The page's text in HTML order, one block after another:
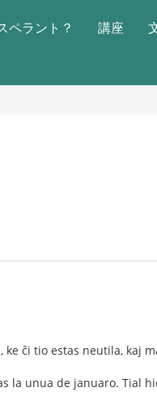
ペラント？ 講座
ĉi tio estas neutila, kaj
la unua de januaro. Tial